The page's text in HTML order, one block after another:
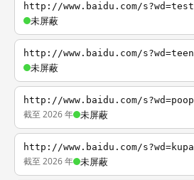
http://www.baidu.com/s?wd=test
未屏蔽
http://www.baidu.com/s?wd=teen
未屏蔽
http://www.baidu.com/s?wd=poop
截至 2026 年 未屏蔽
http://www.baidu.com/s?wd=kupa
截至 2026 年 未屏蔽